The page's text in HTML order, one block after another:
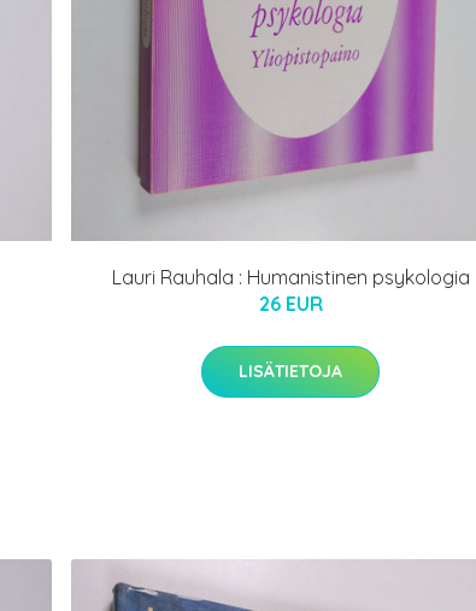
Lauri Rauhala : Humanistinen psykologia
26 EUR
LISÄTIETOJA